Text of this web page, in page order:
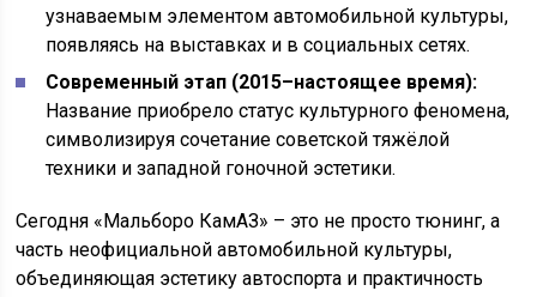
узнаваемым элементом автомобильной культуры,
появляясь на выставках и в социальных сетях.
Современный этап (2015–настоящее время):
Название приобрело статус культурного феномена,
символизируя сочетание советской тяжёлой
техники и западной гоночной эстетики.
Сегодня «Мальборо КамАЗ» – это не просто тюнинг, а
часть неофициальной автомобильной культуры,
объединяющая эстетику автоспорта и практичность